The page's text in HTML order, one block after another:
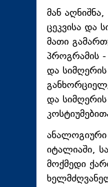
მან
ცეკვისა და
მათი
პროგრამის
და
და
ანალოგიური
იტალიაში,
მოქმედი